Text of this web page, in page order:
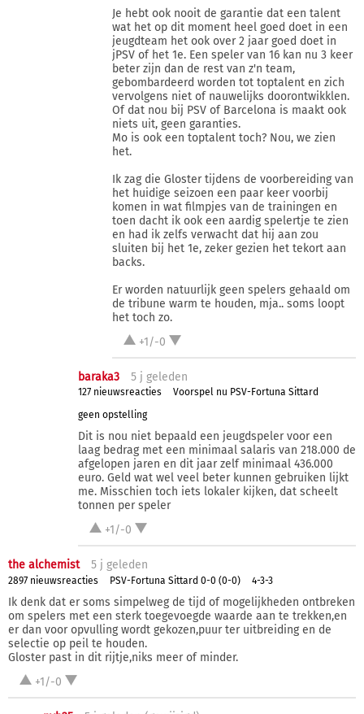
Je hebt ook nooit de garantie dat een talent
wat het op dit moment heel goed doet in een
jeugdteam het ook over 2 jaar goed doet in
jPSV of het 1e. Een speler van 16 kan nu 3 keer
beter zijn dan de rest van z'n team,
gebombardeerd worden tot toptalent en zich
vervolgens niet of nauwelijks doorontwikklen.
Of dat nou bij PSV of Barcelona is maakt ook
niets uit, geen garanties.
Mo is ook een toptalent toch? Nou, we zien
het.
Ik zag die Gloster tijdens de voorbereiding van
het huidige seizoen een paar keer voorbij
komen in wat filmpjes van de trainingen en
toen dacht ik ook een aardig spelertje te zien
en had ik zelfs verwacht dat hij aan zou
sluiten bij het 1e, zeker gezien het tekort aan
backs.
Er worden natuurlijk geen spelers gehaald om
de tribune warm te houden, mja.. soms loopt
het toch zo.
+1/-0
baraka3 5 j geleden
127 nieuwsreacties
Voorspel nu PSV-Fortuna Sittard
geen opstelling
Dit is nou niet bepaald een jeugdspeler voor een
laag bedrag met een minimaal salaris van 218.000 de
afgelopen jaren en dit jaar zelf minimaal 436.000
euro. Geld wat wel veel beter kunnen gebruiken lijkt
me. Misschien toch iets lokaler kijken, dat scheelt
tonnen per speler
+1/-0
the alchemist 5 j geleden
2897 nieuwsreacties PSV-Fortuna Sittard 0-0 (0-0) 4-3-3
Ik denk dat er soms simpelweg de tijd of mogelijkheden ontbreken
om spelers met een sterk toegevoegde waarde aan te trekken,en
er dan voor opvulling wordt gekozen,puur ter uitbreiding en de
selectie op peil te houden.
Gloster past in dit rijtje,niks meer of minder.
+1/-0